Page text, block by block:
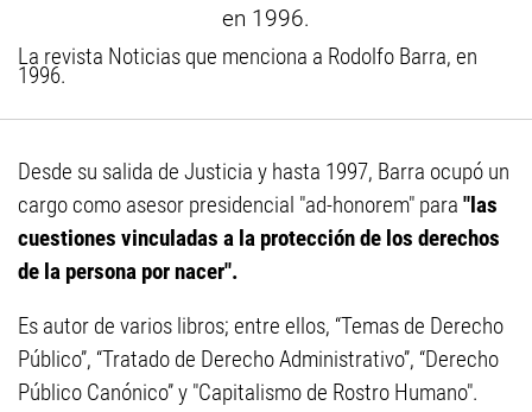
La revista Noticias que menciona a Rodolfo Barra, en
1996.
Desde su salida de Justicia y hasta 1997, Barra ocupó un
cargo como asesor presidencial "ad-honorem" para "las
cuestiones vinculadas a la protección de los derechos
de la persona por nacer".
Es autor de varios libros; entre ellos, “Temas de Derecho
Público”, “Tratado de Derecho Administrativo”, “Derecho
Público Canónico” y "Capitalismo de Rostro Humano".